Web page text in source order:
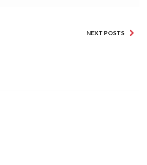
NEXT POSTS